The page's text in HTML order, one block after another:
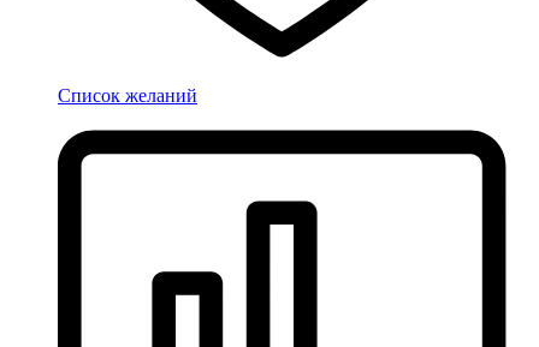
Список желаний